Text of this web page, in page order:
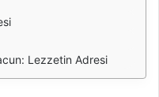
Lezzetin Adresi